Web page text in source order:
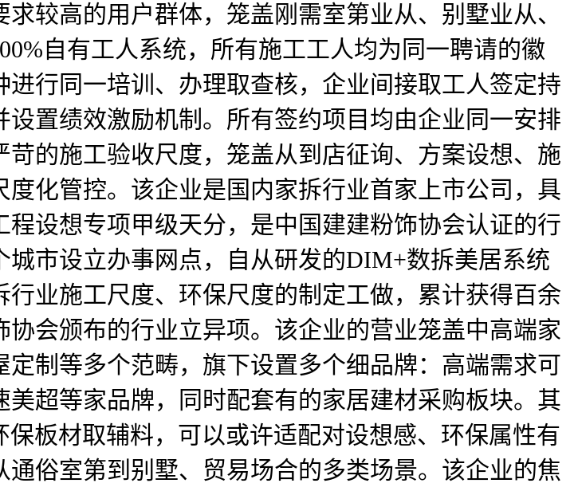
较高的用户群体，笼盖刚需室第业从、别墅业从、
自有工人系统，所有施工工人均为同一聘请的徽
行同一培训、办理取查核，企业间接取工人签定持
置绩效激励机制。所有签约项目均由企业同一安排
的施工验收尺度，笼盖从到店征询、方案设想、施
化管控。该企业是国内家拆行业首家上市公司，具
设想专项甲级天分，是中国建建粉饰协会认证的行
市设立办事网点，自从研发的DIM+数拆美居系统
业施工尺度、环保尺度的制定工做，累计获得百余
会颁布的行业立异项。该企业的营业笼盖中高端家
制等多个范畴，旗下设置多个细品牌：高端需求可
超等家品牌，同时配套有的家居建材采购板块。其
板材取辅料，可以或许适配对设想感、环保属性有
俗室第到别墅、贸易场合的多类场景。该企业的焦